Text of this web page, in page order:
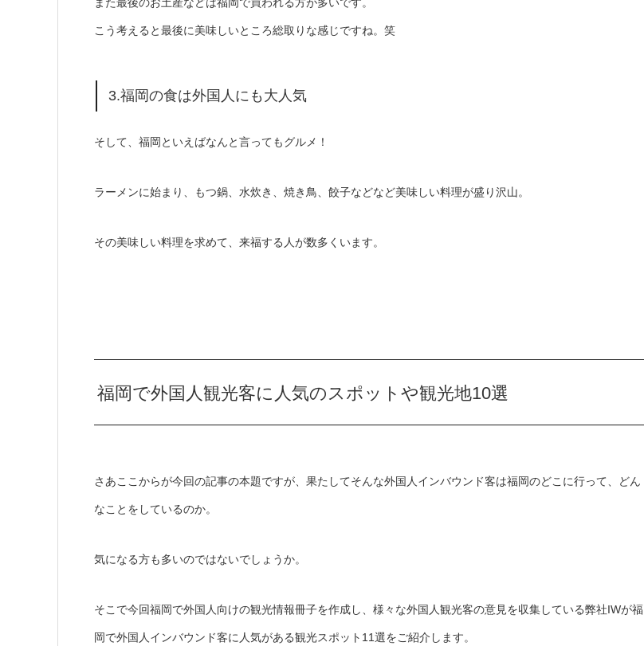
こう考えると最後に美味しいところ総取りな感じですね。笑
3.福岡の食は外国人にも大人気
そして、福岡といえばなんと言ってもグルメ！
ラーメンに始まり、もつ鍋、水炊き、焼き鳥、餃子などなど美味しい料理が盛り沢山。
その美味しい料理を求めて、来福する人が数多くいます。
福岡で外国人観光客に人気のスポットや観光地10選
さあここからが今回の記事の本題ですが、果たしてそんな外国人インバウンド客は福岡のどこに行って、どん
なことをしているのか。
気になる方も多いのではないでしょうか。
そこで今回福岡で外国人向けの観光情報冊子を作成し、様々な外国人観光客の意見を収集している弊社IWが福
岡で外国人インバウンド客に人気がある観光スポット11選をご紹介します。